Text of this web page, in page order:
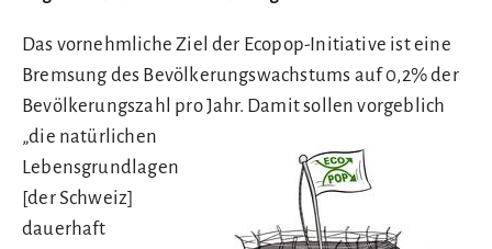
Das vornehmliche Ziel der Ecopop-Initiative ist eine
Bremsung des Bevölkerungswachstums auf 0,2% der
Bevölkerungszahl pro Jahr. Damit sollen vorgeblich
„die natürlichen
Lebensgrundlagen
[der Schweiz]
dauerhaft